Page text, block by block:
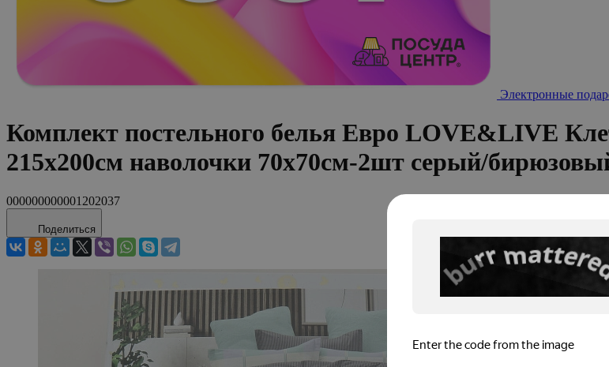
Электронные
Комплект постельного белья Евро LOVE&LIVE
215х200см наволочки 70х70см-2шт серый/
000000000001202037
Поделиться